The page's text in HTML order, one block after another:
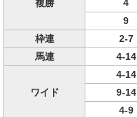
複勝
4
9
枠連
2-7
馬連
4-14
ワイド
4-14
9-14
4-9